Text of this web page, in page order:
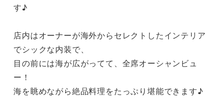
す♪
店内はオーナーが海外からセレクトしたインテリア
でシックな内装で、
目の前には海が広がってて、全席オーシャンビュ
ー！
海を眺めながら絶品料理をたっぷり堪能できます♪